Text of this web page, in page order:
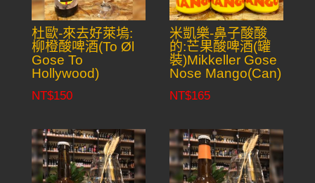
杜歐-來去好萊塢:
柳橙酸啤酒(To Øl
Gose To
Hollywood)
NT$150
米凱樂-鼻子酸酸
的:芒果酸啤酒(罐
裝)Mikkeller Gose
Nose Mango(Can)
NT$165